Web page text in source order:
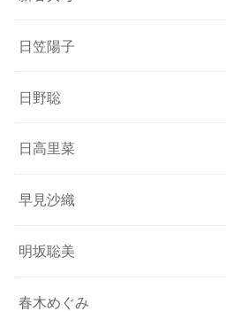
日笠陽子
日野聡
日高里菜
早見沙織
明坂聡美
春木めぐみ